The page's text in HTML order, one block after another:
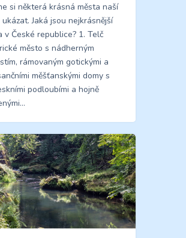
si některá krásná města naší
Jaká jsou nejkrásnější
v České republice? 1. Telč
město s nádherným
rámovaným gotickými a
měšťanskými domy s
podloubími a hojně